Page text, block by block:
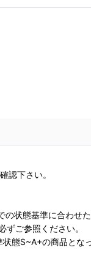
認下さい。
状態基準に合わせ
ずご参照ください。
態S~A+の商品とな